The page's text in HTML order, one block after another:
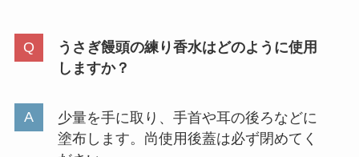
うさぎ饅頭の練り香水はどのように使用
しますか？
少量を手に取り、手首や耳の後ろなどに
塗布します。尚使用後蓋は必ず閉めてく